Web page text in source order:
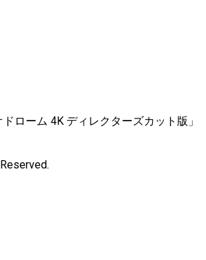
ローム 4K ディレクターズカット版」